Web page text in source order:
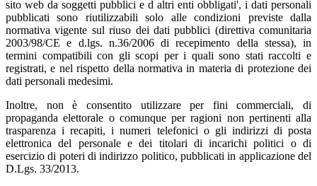
sito web da soggetti pubblici e d altri enti obbligati', i dati personali
pubblicati sono riutilizzabili solo alle condizioni previste dalla
normativa vigente sul riuso dei dati pubblici (direttiva comunitaria
2003/98/CE e d.lgs. n.36/2006 di recepimento della stessa), in
termini compatibili con gli scopi per i quali sono stati raccolti e
registrati, e nel rispetto della normativa in materia di protezione dei
dati personali medesimi.
Inoltre, non è consentito utilizzare per fini commerciali, di
propaganda elettorale o comunque per ragioni non pertinenti alla
trasparenza i recapiti, i numeri telefonici o gli indirizzi di posta
elettronica del personale e dei titolari di incarichi politici o di
esercizio di poteri di indirizzo politico, pubblicati in applicazione del
D.Lgs. 33/2013.